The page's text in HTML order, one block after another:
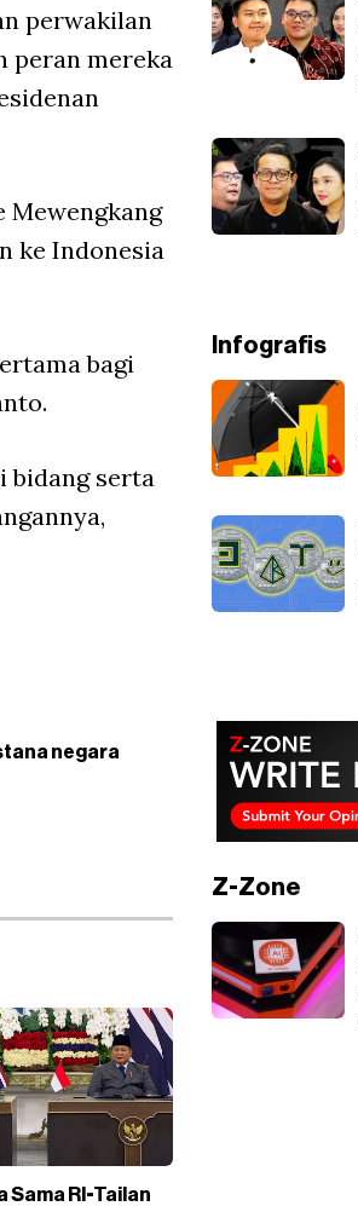
perwakilan
peran mereka
Mewengkang
ke Indonesia
bagi
bidang serta
negara
Sama RI-Tailan
Infografis
Z-Zone